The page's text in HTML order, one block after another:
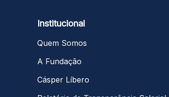
Institucional
Quem Somos
A Fundação
Cásper Líbero